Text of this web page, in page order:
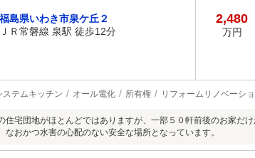
福島県いわき市泉ケ丘２
ＪＲ常磐線 泉駅 徒歩12分
2,480
万円
ステムキッチン オール電化 所有権 リフォームリノベーシ
住宅団地がほとんどではありますが、一部５０軒前後のお家だ
なおかつ水害の心配のない安全な場所となっています。